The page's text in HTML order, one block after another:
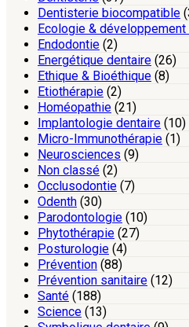
Dentisterie biocompatible
Ecologie & développement
Endodontie (2)
Energétique dentaire (26)
Ethique & Bioéthique (8)
Etiothérapie (2)
Homéopathie (21)
Implantologie dentaire (10)
Micro-Immunothérapie (1)
Neurosciences (9)
Non classé (2)
Occlusodontie (7)
Odenth (30)
Parodontologie (10)
Phytothérapie (27)
Posturologie (4)
Prévention (88)
Prévention sanitaire (12)
Santé (188)
Science (13)